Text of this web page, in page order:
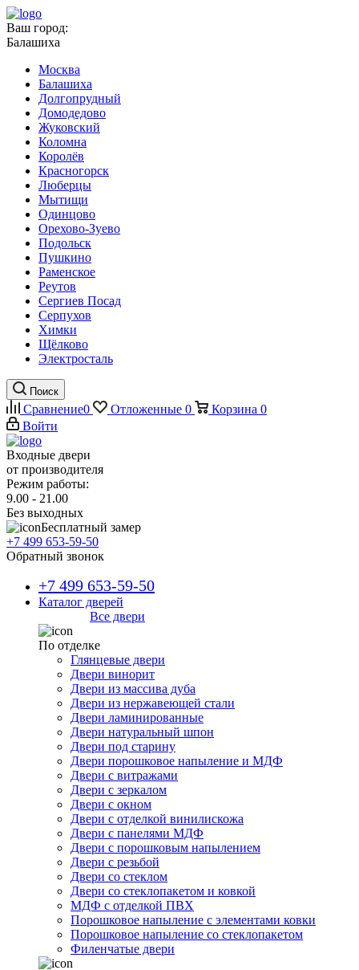
Ваш город:
Балашиха
Москва
Балашиха
Долгопрудный
Домодедово
Жуковский
Коломна
Королёв
Красногорск
Люберцы
Мытищи
Одинцово
Орехово-Зуево
Подольск
Пушкино
Раменское
Реутов
Сергиев Посад
Серпухов
Химки
Щёлково
Электросталь
Поиск
Сравнение0 Отложенные 0 Корзина 0
Войти
Входные двери
от производителя
Режим работы:
9.00 - 21.00
Без выходных
Бесплатный замер
+7 499 653-59-50
Обратный звонок
+7 499 653-59-50
Каталог дверей
Все двери
По отделке
Глянцевые двери
Двери винорит
Двери из массива дуба
Двери из нержавеющей стали
Двери ламинированные
Двери натуральный шпон
Двери под старину
Двери порошковое напыление и МДФ
Двери с витражами
Двери с зеркалом
Двери с окном
Двери с отделкой винилискожа
Двери с панелями МДФ
Двери с порошковым напылением
Двери с резьбой
Двери со стеклом
Двери со стеклопакетом и ковкой
МДФ с отделкой ПВХ
Порошковое напыление с элементами ковки
Порошковое напыление со стеклопакетом
Филенчатые двери